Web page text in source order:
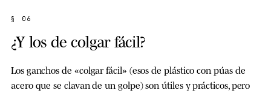
§ 06
¿Y los de colgar fácil?
Los ganchos de «colgar fácil» (esos de plástico con púas de
acero que se clavan de un golpe) son útiles y prácticos, pero